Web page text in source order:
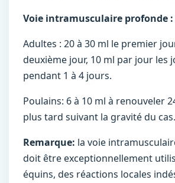
Voie intramusculaire profonde :
Adultes : 20 à 30 ml le premier
deuxième jour, 10 ml par jour les
pendant 1 à 4 jours.
Poulains: 6 à 10 ml à renouveler
plus tard suivant la gravité du cas.
Remarque: la voie
doit être exceptionnellement
équins, des réactions locales